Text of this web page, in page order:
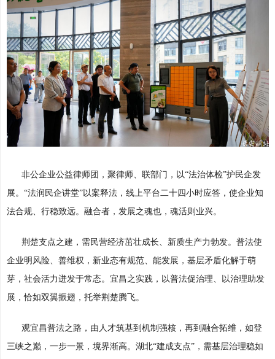
非公企业公益律师团，聚律师、联部门，以“法治体检”护民企发
展。“法润民企讲堂”以案释法，线上平台二十四小时应答，使企业知
法合规、行稳致远。融合者，发展之魂也，魂活则业兴。
荆楚支点之建，需民营经济茁壮成长、新质生产力勃发。普法使
企业明风险、善维权，新业态有规范、能发展，基层矛盾化解于萌
芽，社会活力迸发于常态。宜昌之实践，以普法促治理、以治理助发
展，恰如双翼振翅，托举荆楚腾飞。
观宜昌普法之路，由人才筑基到机制强核，再到融合拓维，如登
三峡之巅，一步一景，境界渐高。湖北“建成支点”，需基层治理稳如